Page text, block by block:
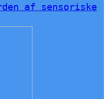
af sensoriske